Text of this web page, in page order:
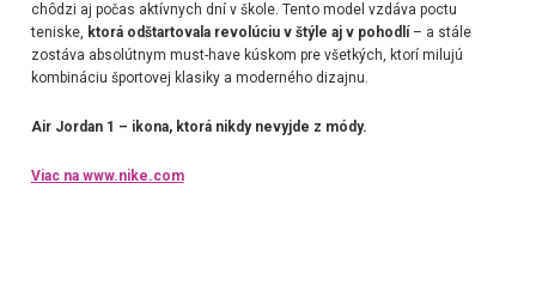
chôdzi aj počas aktívnych dní v škole. Tento model vzdáva poctu
teniske, ktorá odštartovala revolúciu v štýle aj v pohodlí– a stále
zostáva absolútnym must-have kúskom pre všetkých, ktorí milujú
kombináciu športovej klasiky a moderného dizajnu.
Air Jordan 1 – ikona, ktorá nikdy nevyjde z módy.
Viac na www.nike.com